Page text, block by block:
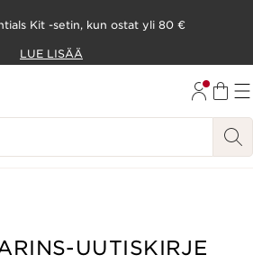
Kit -setin, kun ostat yli 80 €
LUE LISÄÄ
UUTISKIRJE